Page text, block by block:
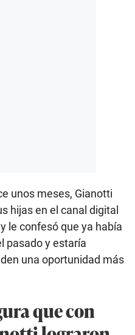
unos meses, Gianotti
hijas en el canal digital
le confesó que ya había
pasado y estaría
una oportunidad más
que con